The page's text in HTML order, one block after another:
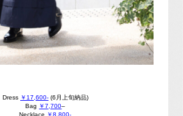
Dress ￥17,600-(6月上旬納品)
Bag ￥7,700–
Necklace ￥8,800-